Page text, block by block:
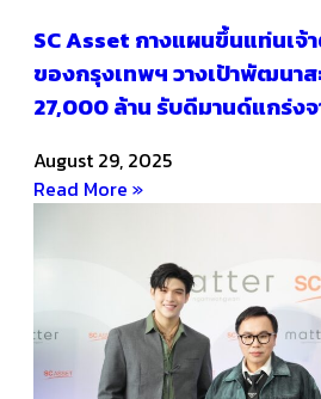
SC Asset กางแผนขึ้นแท่นเจ้
ของกรุงเทพฯ วางเป้าพัฒนาส
27,000 ล้าน รับดีมานด์แกร่ง
August 29, 2025
Read More »